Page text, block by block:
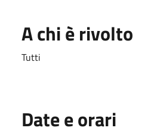
A chi è rivolto
Tutti
Date e orari